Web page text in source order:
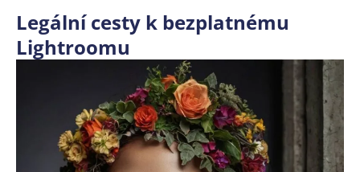
Legální cesty k bezplatnému
Lightroomu